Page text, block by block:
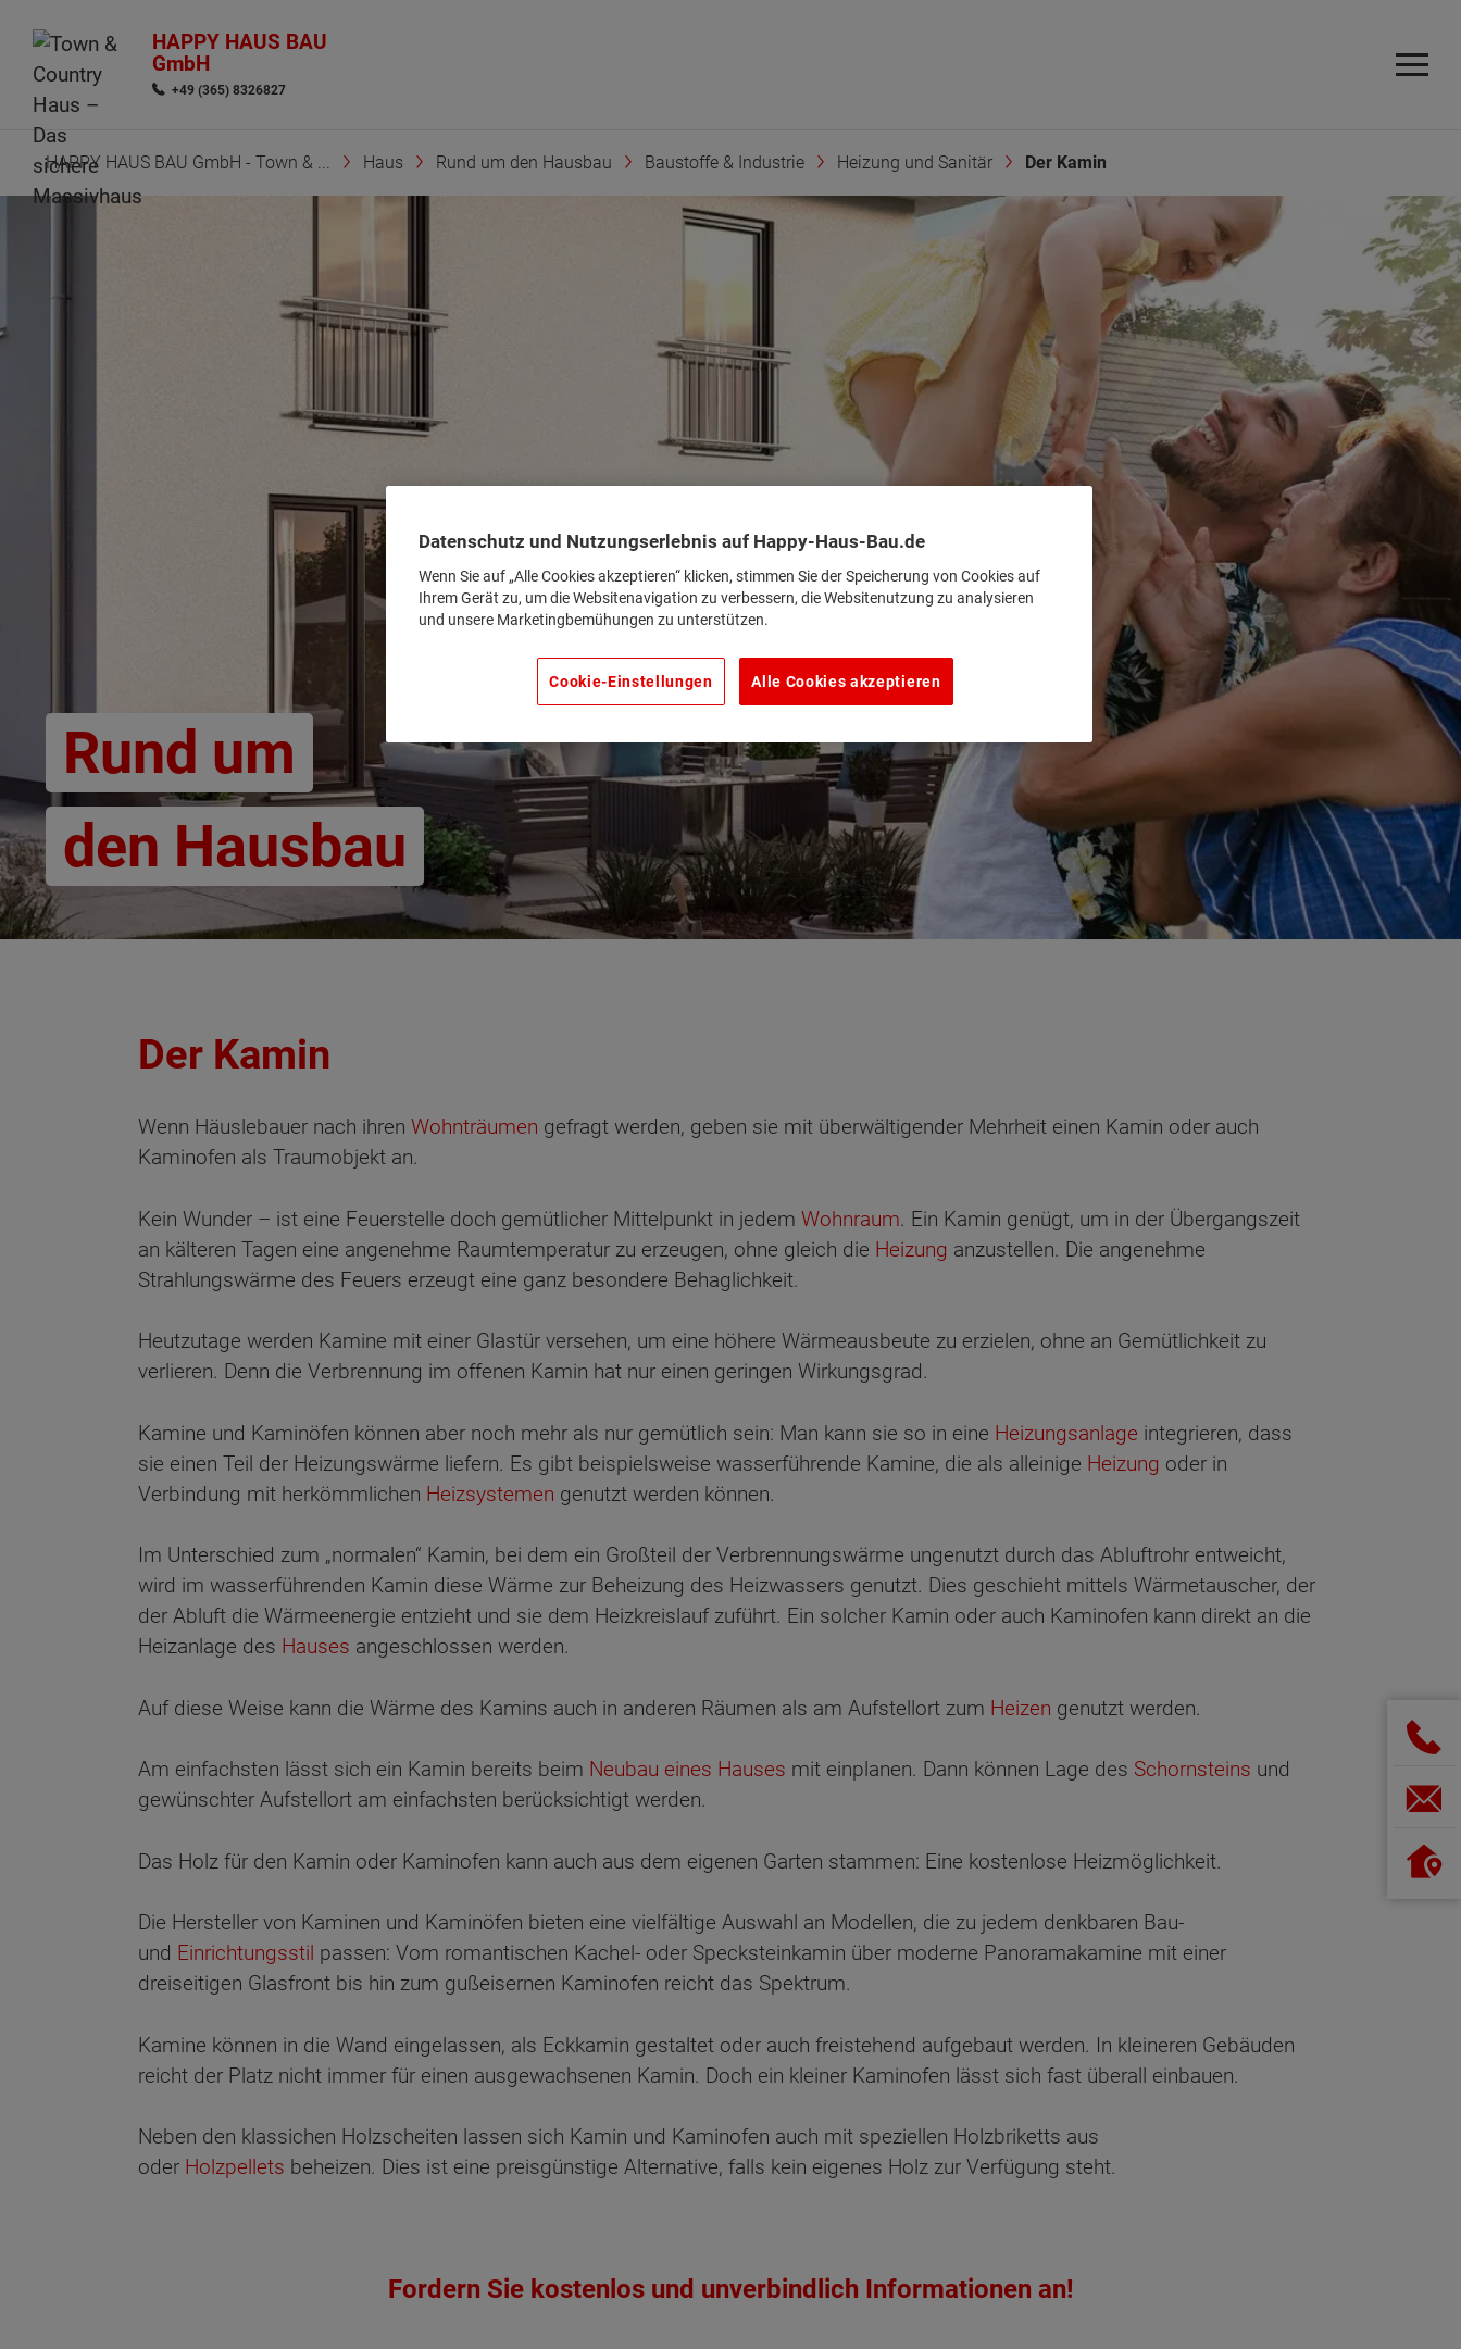
HAPPY HAUS BAU
GmbH
+49 (365) 8326827
HAPPY HAUS BAU GmbH - Town & ... Haus Rund um den Hausbau Baustoffe & Industrie Heizung und Sanitär Der Kamin
Rund um
den Hausbau
Der Kamin
Wenn Häuslebauer nach ihren Wohnträumen gefragt werden, geben sie mit überwältigender Mehrheit einen Kamin oder auch
Kaminofen als Traumobjekt an.
Kein Wunder – ist eine Feuerstelle doch gemütlicher Mittelpunkt in jedem Wohnraum. Ein Kamin genügt, um in der Übergangszeit
an kälteren Tagen eine angenehme Raumtemperatur zu erzeugen, ohne gleich die Heizung anzustellen. Die angenehme
Strahlungswärme des Feuers erzeugt eine ganz besondere Behaglichkeit.
Heutzutage werden Kamine mit einer Glastür versehen, um eine höhere Wärmeausbeute zu erzielen, ohne an Gemütlichkeit zu
verlieren. Denn die Verbrennung im offenen Kamin hat nur einen geringen Wirkungsgrad.
Kamine und Kaminöfen können aber noch mehr als nur gemütlich sein: Man kann sie so in eine Heizungsanlage integrieren, dass
sie einen Teil der Heizungswärme liefern. Es gibt beispielsweise wasserführende Kamine, die als alleinige Heizung oder in
Verbindung mit herkömmlichen Heizsystemen genutzt werden können.
Im Unterschied zum „normalen“ Kamin, bei dem ein Großteil der Verbrennungswärme ungenutzt durch das Abluftrohr entweicht,
wird im wasserführenden Kamin diese Wärme zur Beheizung des Heizwassers genutzt. Dies geschieht mittels Wärmetauscher, der
der Abluft die Wärmeenergie entzieht und sie dem Heizkreislauf zuführt. Ein solcher Kamin oder auch Kaminofen kann direkt an die
Heizanlage des Hauses angeschlossen werden.
Auf diese Weise kann die Wärme des Kamins auch in anderen Räumen als am Aufstellort zum Heizen genutzt werden.
Am einfachsten lässt sich ein Kamin bereits beim Neubau eines Hauses mit einplanen. Dann können Lage des Schornsteins und
gewünschter Aufstellort am einfachsten berücksichtigt werden.
Das Holz für den Kamin oder Kaminofen kann auch aus dem eigenen Garten stammen: Eine kostenlose Heizmöglichkeit.
Die Hersteller von Kaminen und Kaminöfen bieten eine vielfältige Auswahl an Modellen, die zu jedem denkbaren Bau-
und Einrichtungsstil passen: Vom romantischen Kachel- oder Specksteinkamin über moderne Panoramakamine mit einer
dreiseitigen Glasfront bis hin zum gußeisernen Kaminofen reicht das Spektrum.
Kamine können in die Wand eingelassen, als Eckkamin gestaltet oder auch freistehend aufgebaut werden. In kleineren Gebäuden
reicht der Platz nicht immer für einen ausgewachsenen Kamin. Doch ein kleiner Kaminofen lässt sich fast überall einbauen.
Neben den klassichen Holzscheiten lassen sich Kamin und Kaminofen auch mit speziellen Holzbriketts aus
oder Holzpellets beheizen. Dies ist eine preisgünstige Alternative, falls kein eigenes Holz zur Verfügung steht.
Fordern Sie kostenlos und unverbindlich Informationen an!
Datenschutz und Nutzungserlebnis auf Happy-Haus-Bau.de
Wenn Sie auf „Alle Cookies akzeptieren“ klicken, stimmen Sie der Speicherung von Cookies auf
Ihrem Gerät zu, um die Websitenavigation zu verbessern, die Websitenutzung zu analysieren
und unsere Marketingbemühungen zu unterstützen.
Cookie-Einstellungen Alle Cookies akzeptieren